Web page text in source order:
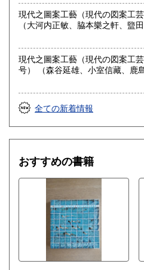
本の状態は、古物としての経年
直に記載。
迷う点がある場合は、写真や文
「売れたら終わり」ではなく、
「残す価値がある」と思えた書
沿線名：-
営業時間：無店舗 (ネット販売の
◼︎ヘルベチカでは、古書の買取を
内容・装丁・資料性に加え、残
を、静かに引き受けています。
現代之圖案工藝（現代の図案工
（大河内正敏、脇本樂之軒、盬
現代之圖案工藝（現代の図案工
号） （森谷延雄、小室信藏、鹿島英二、竹内光男、深田藤三
全ての新着情報
おすすめの書籍